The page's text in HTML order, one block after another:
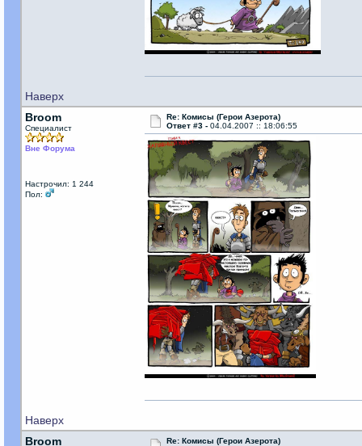
Наверх
Broom
Специалист
Вне Форума
Настрочил: 1 244
Пол:
Re: Комисы (Герои Азерота)
Ответ #3 - 04.04.2007 :: 18:06:55
Наверх
Broom
Re: Комисы (Герои Азерота)